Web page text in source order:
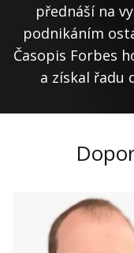
přednáší na
podnikáním
Časopis Forbes
a získal řadu